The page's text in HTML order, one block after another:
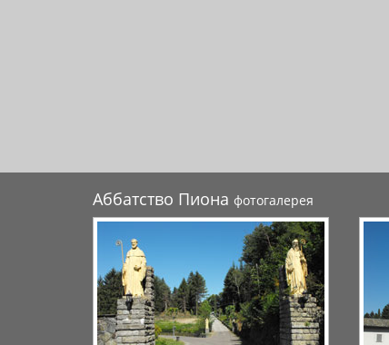
Аббатство Пиона фотогалерея